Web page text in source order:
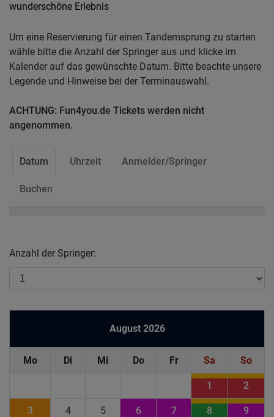
wunderschöne Erlebnis
Um eine Reservierung für einen Tandemsprung zu starten
wähle bitte die Anzahl der Springer aus und klicke im
Kalender auf das gewünschte Datum. Bitte beachte unsere
Legende und Hinweise bei der Terminauswahl.
ACHTUNG: Fun4you.de Tickets werden nicht
angenommen.
Datum Uhrzeit Anmelder/Springer
Buchen
Anzahl der Springer:
August 2026
Mo Di Mi Do Fr Sa So
1 2
3 4 5 6 7 8 9